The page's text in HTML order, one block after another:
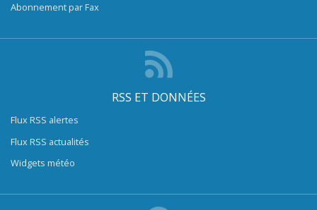
Abonnement par Fax
RSS ET DONNÉES
Flux RSS alertes
Flux RSS actualités
Widgets météo